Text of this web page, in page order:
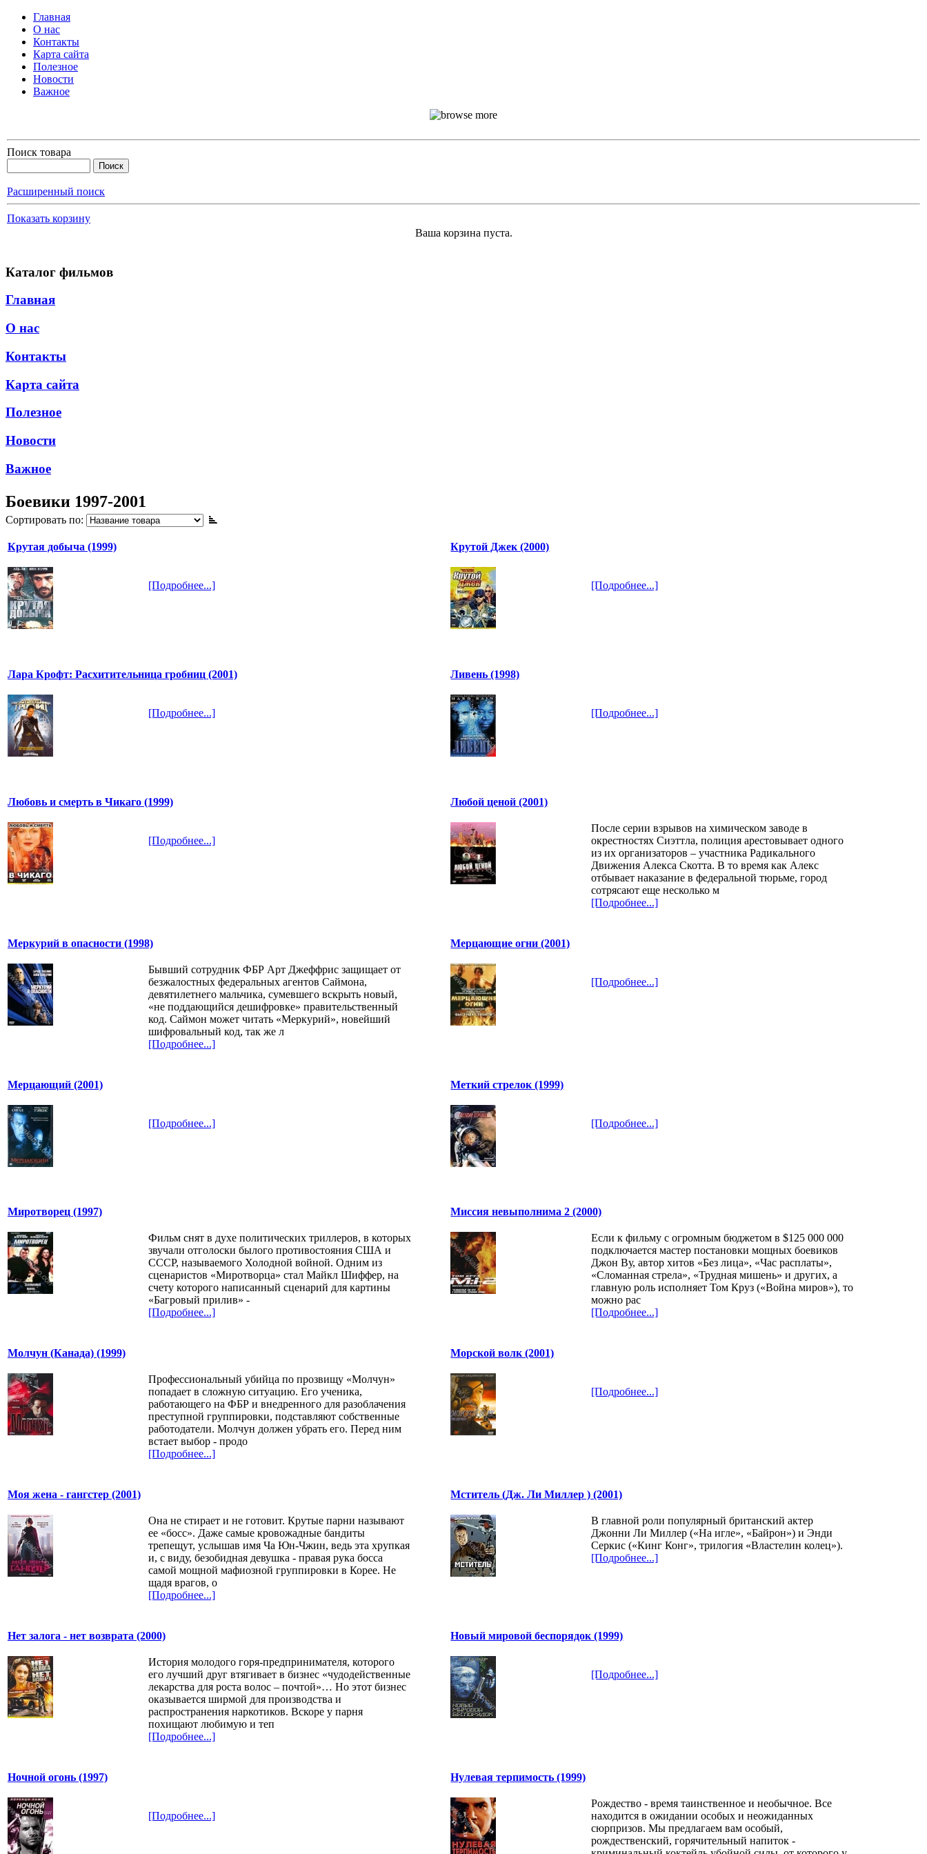
Главная
О нас
Контакты
Карта сайта
Полезное
Новости
Важное
Поиск товара
Расширенный поиск
Показать корзину
Ваша корзина пуста.
Каталог фильмов
Главная
О нас
Контакты
Карта сайта
Полезное
Новости
Важное
Боевики 1997-2001
Сортировать по:
Крутая добыча (1999)
[Подробнее...]
Крутой Джек (2000)
[Подробнее...]
Лара Крофт: Расхитительница гробниц (2001)
[Подробнее...]
Ливень (1998)
[Подробнее...]
Любовь и смерть в Чикаго (1999)
[Подробнее...]
Любой ценой (2001)
После серии взрывов на химическом заводе в
окрестностях Сиэттла, полиция арестовывает одного
из их организаторов – участника Радикального
Движения Алекса Скотта. В то время как Алекс
отбывает наказание в федеральной тюрьме, город
сотрясают еще несколько м
[Подробнее...]
Меркурий в опасности (1998)
Бывший сотрудник ФБР Арт Джеффрис защищает от
безжалостных федеральных агентов Саймона,
девятилетнего мальчика, сумевшего вскрыть новый,
«не поддающийся дешифровке» правительственный
код. Саймон может читать «Меркурий», новейший
шифровальный код, так же л
[Подробнее...]
Мерцающие огни (2001)
[Подробнее...]
Мерцающий (2001)
[Подробнее...]
Меткий стрелок (1999)
[Подробнее...]
Миротворец (1997)
Фильм снят в духе политических триллеров, в которых
звучали отголоски былого противостояния США и
СССР, называемого Холодной войной. Одним из
сценаристов «Миротворца» стал Майкл Шиффер, на
счету которого написанный сценарий для картины
«Багровый прилив» -
[Подробнее...]
Миссия невыполнима 2 (2000)
Если к фильму с огромным бюджетом в $125 000 000
подключается мастер постановки мощных боевиков
Джон Ву, автор хитов «Без лица», «Час расплаты»,
«Сломанная стрела», «Трудная мишень» и других, а
главную роль исполняет Том Круз («Война миров»), то
можно рас
[Подробнее...]
Молчун (Канада) (1999)
Профессиональный убийца по прозвищу «Молчун»
попадает в сложную ситуацию. Его ученика,
работающего на ФБР и внедренного для разоблачения
преступной группировки, подставляют собственные
работодатели. Молчун должен убрать его. Перед ним
встает выбор - продо
[Подробнее...]
Морской волк (2001)
[Подробнее...]
Моя жена - гангстер (2001)
Она не стирает и не готовит. Крутые парни называют
ее «босс». Даже самые кровожадные бандиты
трепещут, услышав имя Ча Юн-Чжин, ведь эта хрупкая
и, с виду, безобидная девушка - правая рука босса
самой мощной мафиозной группировки в Корее. Не
щадя врагов, о
[Подробнее...]
Мститель (Дж. Ли Миллер ) (2001)
В главной роли популярный британский актер
Джонни Ли Миллер («На игле», «Байрон») и Энди
Серкис («Кинг Конг», трилогия «Властелин колец»).
[Подробнее...]
Нет залога - нет возврата (2000)
История молодого горя-предпринимателя, которого
его лучший друг втягивает в бизнес «чудодейственные
лекарства для роста волос – почтой»… Но этот бизнес
оказывается ширмой для производства и
распространения наркотиков. Вскоре у парня
похищают любимую и теп
[Подробнее...]
Новый мировой беспорядок (1999)
[Подробнее...]
Ночной огонь (1997)
[Подробнее...]
Нулевая терпимость (1999)
Рождество - время таинственное и необычное. Все
находится в ожидании особых и неожиданных
сюрпризов. Мы предлагаем вам особый,
рождественский, горячительный напиток -